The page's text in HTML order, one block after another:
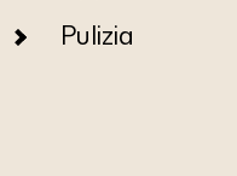
Pulizia